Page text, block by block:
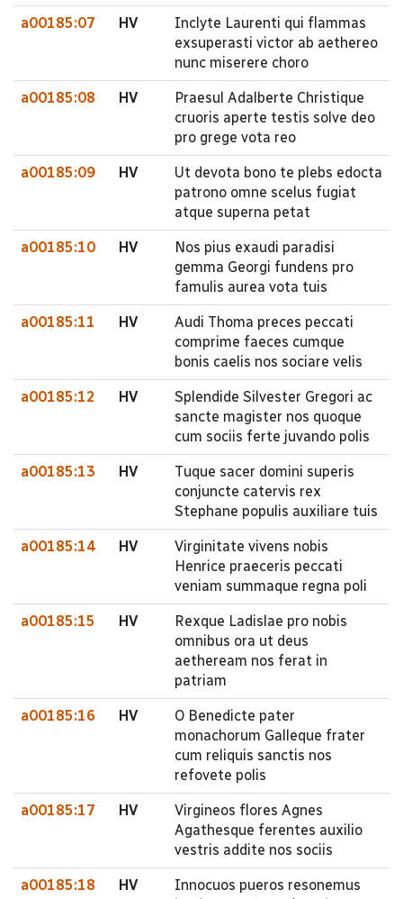
a00185:07 HV
Inclyte Laurenti qui flammas
exsuperasti victor ab aethereo
nunc miserere choro
a00185:08 HV
Praesul Adalberte Christique
cruoris aperte testis solve deo
pro grege vota reo
a00185:09 HV
Ut devota bono te plebs edocta
patrono omne scelus fugiat
atque superna petat
a00185:10 HV
Nos pius exaudi paradisi
gemma Georgi fundens pro
famulis aurea vota tuis
a00185:11 HV
Audi Thoma preces peccati
comprime faeces cumque
bonis caelis nos sociare velis
a00185:12 HV
Splendide Silvester Gregori ac
sancte magister nos quoque
cum sociis ferte juvando polis
a00185:13 HV
Tuque sacer domini superis
conjuncte catervis rex
Stephane populis auxiliare tuis
a00185:14 HV
Virginitate vivens nobis
Henrice praeceris peccati
veniam summaque regna poli
a00185:15 HV
Rexque Ladislae pro nobis
omnibus ora ut deus
aetheream nos ferat in
patriam
a00185:16 HV
O Benedicte pater
monachorum Galleque frater
cum reliquis sanctis nos
refovete polis
a00185:17 HV
Virgineos flores Agnes
Agathesque ferentes auxilio
vestris addite nos sociis
a00185:18 HV
Innocuos pueros resonemus